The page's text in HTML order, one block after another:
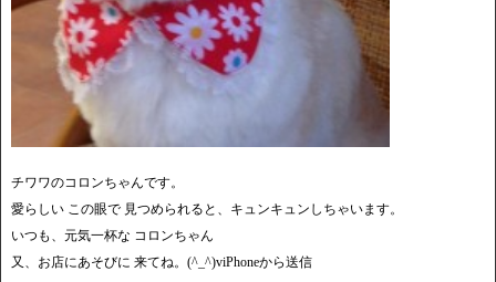
チワワのコロンちゃんです。
愛らしい この眼で 見つめられると、キュンキュンしちゃいます。
いつも、元気一杯な コロンちゃん
又、お店にあそびに 来てね。(^_^)viPhoneから送信